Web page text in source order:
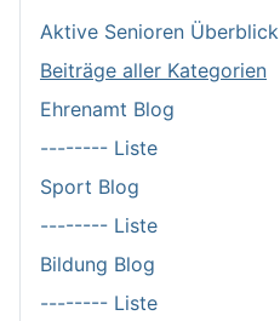
Aktive Senioren Überblick
Beiträge aller Kategorien
Ehrenamt Blog
-------- Liste
Sport Blog
-------- Liste
Bildung Blog
-------- Liste